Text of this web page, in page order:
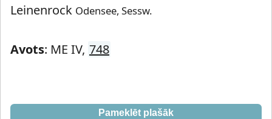
Leinenrock Odensee, Sessw.
Avots: ME IV, 748
Pameklēt plašāk